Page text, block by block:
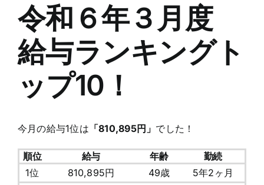
令和６年３月度
給与ランキングト
ップ10！
今月の給与1位は 「810,895円」 でした！
順位 給与 年齢
勤続
1位
810,895円 49歳
5年2ヶ月